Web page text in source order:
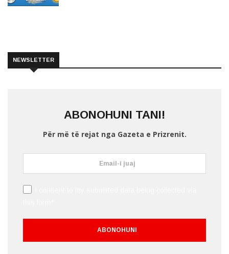
NEWSLETTER
ABONOHUNI TANI!
Për më të rejat nga Gazeta e Prizrenit.